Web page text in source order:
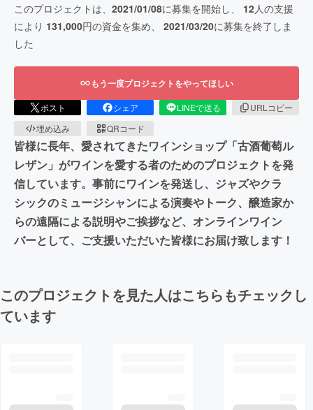
このプロジェクトは、 2021/01/08に募集を開始し、 12人の支援
により 131,000円の資金を集め、 2021/03/20に募集を終了しま
した
もう一度プロジェクトをやってほしい
ポスト シェア LINEで送る
URLコピー
埋め込み
QRコード
皆様に長年、愛されてきたワインショップ「古酒葡萄ル
レザン」がワインを愛する者のためのプロジェクトを発
信しています。事前にワインを発送し、ジャズやクラ
シックのミュージシャンによる演奏やトーク、醸造家か
らの遠隔による説明やご挨拶など、オンラインワイン
バーとして、ご支援いただいた皆様にお届け致します！
このプロジェクトを見た人はこちらもチェックし
ています